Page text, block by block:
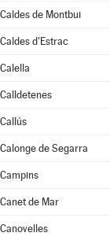
Caldes de Montbui
Caldes d'Estrac
Calella
Calldetenes
Callús
Calonge de Segarra
Campins
Canet de Mar
Canovelles